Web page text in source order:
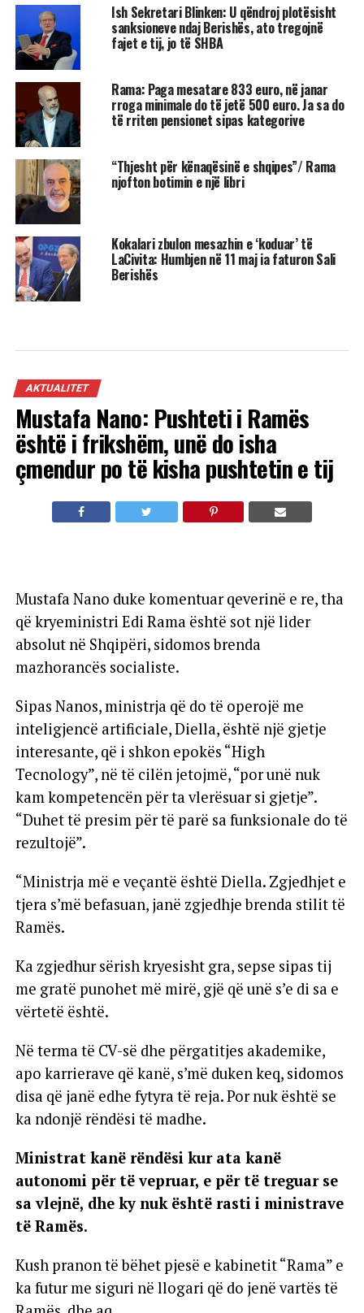
Ish Sekretari Blinken: U qëndroj plotësisht
sanksioneve ndaj Berishës, ato tregojnë
fajet e tij, jo të SHBA
Rama: Paga mesatare 833 euro, në janar
rroga minimale do të jetë 500 euro. Ja sa do
të rriten pensionet sipas kategorive
“Thjesht për kënaqësinë e shqipes”/ Rama
njofton botimin e një libri
Kokalari zbulon mesazhin e ‘koduar’ të
LaCivita: Humbjen në 11 maj ia faturon Sali
Berishës
AKTUALITET
Mustafa Nano: Pushteti i Ramës
është i frikshëm, unë do isha
çmendur po të kisha pushtetin e tij
Mustafa Nano duke komentuar qeverinë e re, tha
që kryeministri Edi Rama është sot një lider
absolut në Shqipëri, sidomos brenda
Sipas Nanos, ministrja që do të operojë me
inteligjencë artificiale, Diella, është një gjetje
interesante, që i shkon epokës “High
Tecnology”, në të cilën jetojmë, “por unë nuk
kam kompetencën për ta vlerësuar si gjetje”.
“Duhet të presim për të parë sa funksionale do të
“Ministrja më e veçantë është Diella. Zgjedhjet e
tjera s’më befasuan, janë zgjedhje brenda stilit të
Ka zgjedhur sërish kryesisht gra, sepse sipas tij
me gratë punohet më mirë, gjë që unë s’e di sa e
Në terma të CV-së dhe përgatitjes akademike,
apo karrierave që kanë, s’më duken keq, sidomos
disa që janë edhe fytyra të reja. Por nuk është se
Ministrat kanë rëndësi kur ata kanë
autonomi për të vepruar, e për të treguar se
sa vlejnë, dhe ky nuk është rasti i ministrave
Kush pranon të bëhet pjesë e kabinetit “Rama” e
ka futur me siguri në llogari që do jenë vartës të